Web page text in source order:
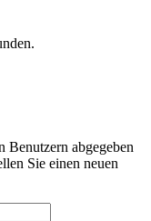
Benutzern abgegeben
Sie einen neuen